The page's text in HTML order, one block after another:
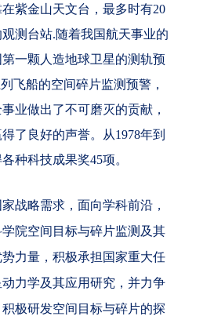
紫金山天文台，最多时有20
测台站.随着我国航天事业的
一颗人造地球卫星的测轨预
飞船的空间碎片监测预警，
业做出了不可磨灭的贡献，
了良好的声誉。从1978年到
种科技成果奖45项。
战略需求，面向学科前沿，
院空间目标与碎片监测及其
力量，积极承担国家重大任
力学及其应用研究，并力争
极研发空间目标与碎片的探